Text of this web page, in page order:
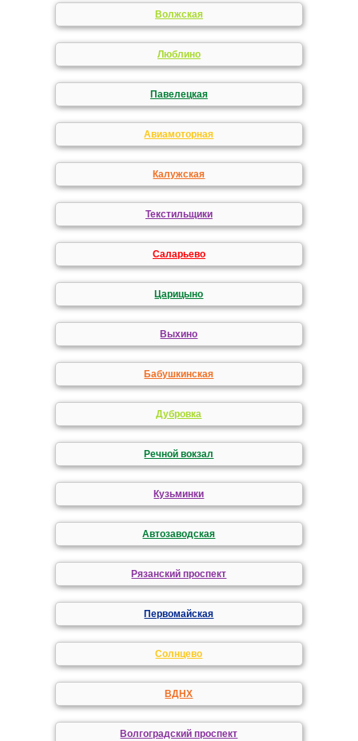
Волжская
Люблино
Павелецкая
Авиамоторная
Калужская
Текстильщики
Саларьево
Царицыно
Выхино
Бабушкинская
Дубровка
Речной вокзал
Кузьминки
Автозаводская
Рязанский проспект
Первомайская
Солнцево
ВДНХ
Волгоградский проспект